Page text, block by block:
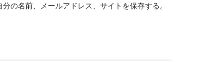
の名前、メールアドレス、サイトを保存する。